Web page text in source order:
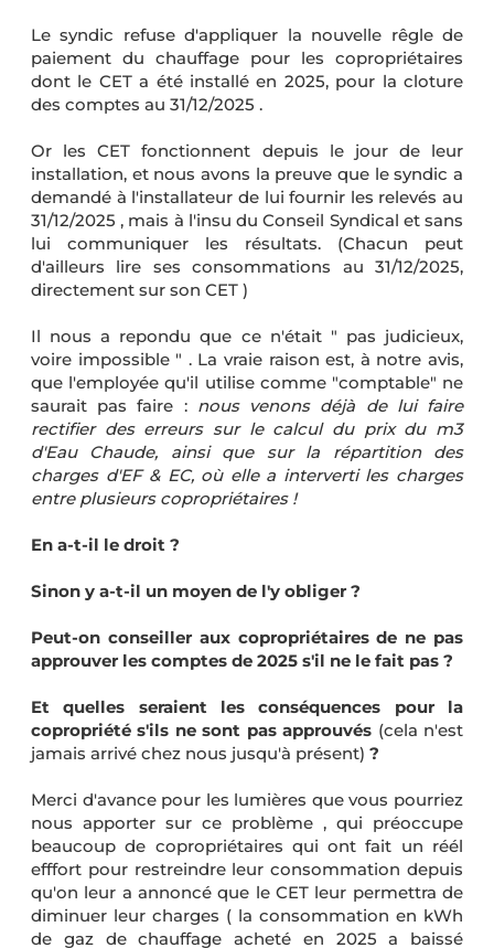
Le syndic refuse d'appliquer la nouvelle rêgle de
paiement du chauffage pour les copropriétaires
dont le CET a été installé en 2025, pour la cloture
des comptes au 31/12/2025 .
Or les CET fonctionnent depuis le jour de leur
installation, et nous avons la preuve que le syndic a
demandé à l'installateur de lui fournir les relevés au
31/12/2025 , mais à l'insu du Conseil Syndical et sans
lui communiquer les résultats. (Chacun peut
d'ailleurs lire ses consommations au 31/12/2025,
directement sur son CET )
Il nous a repondu que ce n'était " pas judicieux,
voire impossible " . La vraie raison est, à notre avis,
que l'employée qu'il utilise comme "comptable" ne
saurait pas faire : nous venons déjà de lui faire
rectifier des erreurs sur le calcul du prix du m3
d'Eau Chaude, ainsi que sur la répartition des
charges d'EF & EC, où elle a interverti les charges
entre plusieurs copropriétaires !
En a-t-il le droit ?
Sinon y a-t-il un moyen de l'y obliger ?
Peut-on conseiller aux copropriétaires de ne pas
approuver les comptes de 2025 s'il ne le fait pas ?
Et quelles seraient les conséquences pour la
copropriété s'ils ne sont pas approuvés (cela n'est
jamais arrivé chez nous jusqu'à présent) ?
Merci d'avance pour les lumières que vous pourriez
nous apporter sur ce problème , qui préoccupe
beaucoup de copropriétaires qui ont fait un réél
efffort pour restreindre leur consommation depuis
qu'on leur a annoncé que le CET leur permettra de
diminuer leur charges ( la consommation en kWh
de gaz de chauffage acheté en 2025 a baissé